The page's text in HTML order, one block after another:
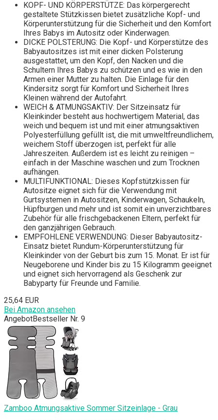
KOPF- UND KÖRPERSTÜTZE: Das körpergerecht
gestaltete Stützkissen bietet zusätzliche Kopf- und
Körperunterstützung für die Sicherheit und den Komfort
Ihres Babys im Autositz oder Kinderwagen.
DICKE POLSTERUNG: Die Kopf- und Körperstütze des
Babyautositzes ist mit einer dicken Polsterung
ausgestattet, um den Kopf, den Nacken und die
Schultern Ihres Babys zu schützen und es wie in den
Armen einer Mutter zu halten. Die Einlage für den
Kindersitz sorgt für Komfort und Sicherheit Ihres
Kleinen während der Autofahrt.
WEICH & ATMUNGSAKTIV: Der Sitzeinsatz für
Kleinkinder besteht aus hochwertigem Material, das
weich und bequem ist und mit einer atmungsaktiven
Polyesterfüllung gefüllt ist, die mit umweltfreundlichem,
weichem Stoff überzogen ist, perfekt für alle
Jahreszeiten. Außerdem ist es leicht zu reinigen –
einfach in der Maschine waschen und zum Trocknen
aufhängen.
MULTIFUNKTIONAL: Dieses Kopfstützkissen für
Autositze eignet sich für die Verwendung mit
Gurtsystemen in Autositzen, Kinderwagen, Schaukeln,
Hüpfburgen und mehr und ist somit ein unverzichtbares
Zubehör für alle frischgebackenen Eltern, perfekt für
den ganzjährigen Gebrauch.
EMPFOHLENE VERWENDUNG: Dieser Babyautositz-
Einsatz bietet Rundum-Körperunterstützung für
Kleinkinder von der Geburt bis zum 15. Monat. Er ist für
Neugeborene und Kinder bis zu 15 Kilogramm geeignet
und eignet sich hervorragend als Geschenk zur
Babyparty für Freunde und Familie.
25,64 EUR
Bei Amazon ansehen
AngebotBestseller Nr. 9
Zamboo Atmungsaktive Sommer Sitzeinlage - Grau